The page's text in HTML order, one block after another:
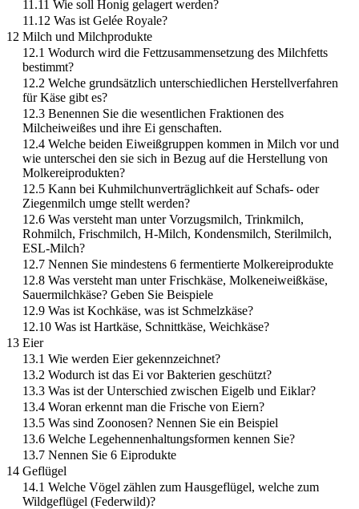
11.11 Wie soll Honig gelagert werden?
11.12 Was ist Gelée Royale?
12 Milch und Milchprodukte
12.1 Wodurch wird die Fettzusammensetzung des Milchfetts
bestimmt?
12.2 Welche grundsätzlich unterschiedlichen Herstellverfahren
für Käse gibt es?
12.3 Benennen Sie die wesentlichen Fraktionen des
Milcheiweißes und ihre Ei genschaften.
12.4 Welche beiden Eiweißgruppen kommen in Milch vor und
wie unterschei den sie sich in Bezug auf die Herstellung von
Molkereiprodukten?
12.5 Kann bei Kuhmilchunverträglichkeit auf Schafs- oder
Ziegenmilch umge stellt werden?
12.6 Was versteht man unter Vorzugsmilch, Trinkmilch,
Rohmilch, Frischmilch, H-Milch, Kondensmilch, Sterilmilch,
ESL-Milch?
12.7 Nennen Sie mindestens 6 fermentierte Molkereiprodukte
12.8 Was versteht man unter Frischkäse, Molkeneiweißkäse,
Sauermilchkäse? Geben Sie Beispiele
12.9 Was ist Kochkäse, was ist Schmelzkäse?
12.10 Was ist Hartkäse, Schnittkäse, Weichkäse?
13 Eier
13.1 Wie werden Eier gekennzeichnet?
13.2 Wodurch ist das Ei vor Bakterien geschützt?
13.3 Was ist der Unterschied zwischen Eigelb und Eiklar?
13.4 Woran erkennt man die Frische von Eiern?
13.5 Was sind Zoonosen? Nennen Sie ein Beispiel
13.6 Welche Legehennenhaltungsformen kennen Sie?
13.7 Nennen Sie 6 Eiprodukte
14 Geflügel
14.1 Welche Vögel zählen zum Hausgeflügel, welche zum
Wildgeflügel (Federwild)?